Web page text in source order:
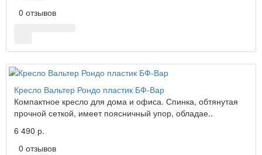
0 отзывов
Кресло Вальтер Рондо пластик БФ-Вар
Компактное кресло для дома и офиса. Спинка, обтянутая
прочной сеткой, имеет поясничный упор, обладае..
6 490 р.
0 отзывов